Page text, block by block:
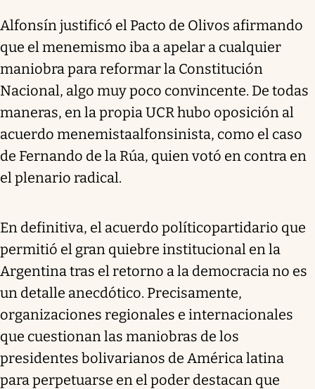
Alfonsín justificó el Pacto de Olivos afirmando
que el menemismo iba a apelar a cualquier
maniobra para reformar la Constitución
Nacional, algo muy poco convincente. De todas
maneras, en la propia UCR hubo oposición al
acuerdo menemistaalfonsinista, como el caso
de Fernando de la Rúa, quien votó en contra en
el plenario radical.
En definitiva, el acuerdo políticopartidario que
permitió el gran quiebre institucional en la
Argentina tras el retorno a la democracia no es
un detalle anecdótico. Precisamente,
organizaciones regionales e internacionales
que cuestionan las maniobras de los
presidentes bolivarianos de América latina
para perpetuarse en el poder destacan que